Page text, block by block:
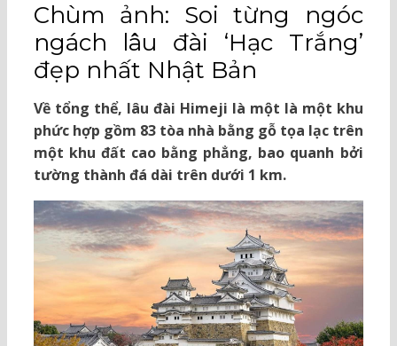
Chùm ảnh: Soi từng ngóc
ngách lâu đài ‘Hạc Trắng’
đẹp nhất Nhật Bản
Về tổng thể, lâu đài Himeji là một là một khu
phức hợp gồm 83 tòa nhà bằng gỗ tọa lạc trên
một khu đất cao bằng phẳng, bao quanh bởi
tường thành đá dài trên dưới 1 km.